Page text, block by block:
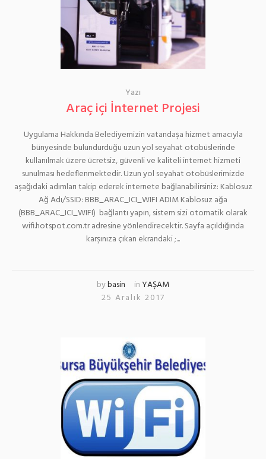
Yazı
Araç içi İnternet Projesi
Uygulama Hakkında Belediyemizin vatandaşa hizmet amacıyla
bünyesinde bulundurduğu uzun yol seyahat otobüslerinde
kullanılmak üzere ücretsiz, güvenli ve kaliteli internet hizmeti
sunulması hedeflenmektedir. Uzun yol seyahat otobüslerimizde
aşağıdaki adımları takip ederek internete bağlanabilirsiniz: Kablosuz
Ağ Adı/SSID: BBB_ARAC_ICI_WIFI ADIM Kablosuz ağa
(BBB_ARAC_ICI_WIFI) bağlantı yapın, sistem sizi otomatik olarak
wifi.hotspot.com.tr adresine yönlendirecektir. Sayfa açıldığında
karşınıza çıkan ekrandaki ;...
bybasin inYAŞAM
25 Aralık 2017